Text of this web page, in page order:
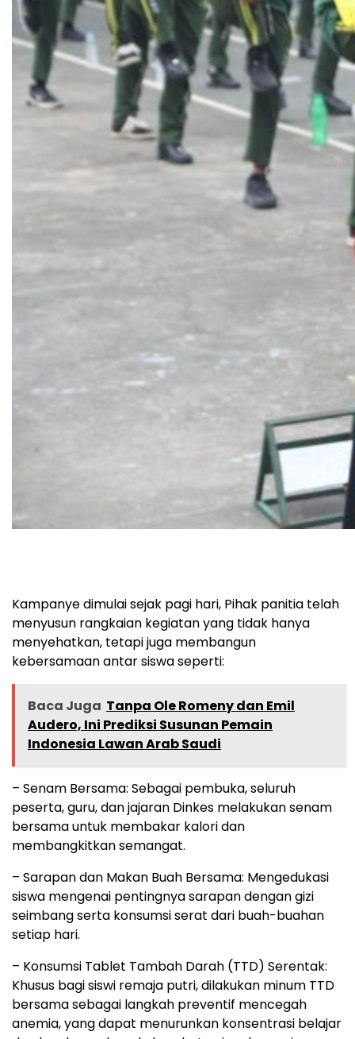
Kampanye dimulai sejak pagi hari, Pihak panitia telah
menyusun rangkaian kegiatan yang tidak hanya
menyehatkan, tetapi juga membangun
kebersamaan antar siswa seperti:
Baca Juga Tanpa Ole Romeny dan Emil
Audero, Ini Prediksi Susunan Pemain
Indonesia Lawan Arab Saudi
– Senam Bersama: Sebagai pembuka, seluruh
peserta, guru, dan jajaran Dinkes melakukan senam
bersama untuk membakar kalori dan
membangkitkan semangat.
– Sarapan dan Makan Buah Bersama: Mengedukasi
siswa mengenai pentingnya sarapan dengan gizi
seimbang serta konsumsi serat dari buah-buahan
setiap hari.
– Konsumsi Tablet Tambah Darah (TTD) Serentak:
Khusus bagi siswi remaja putri, dilakukan minum TTD
bersama sebagai langkah preventif mencegah
anemia, yang dapat menurunkan konsentrasi belajar